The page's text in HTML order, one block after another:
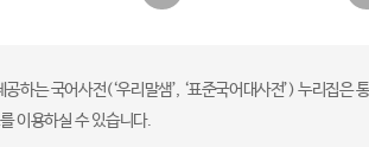
하는 국어사전(‘우리말샘’, ‘표준국어대사전’) 누리집
이용하실 수 있습니다.